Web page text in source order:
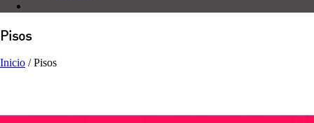
Pisos
Inicio / Pisos